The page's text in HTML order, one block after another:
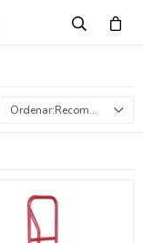
Recomendados